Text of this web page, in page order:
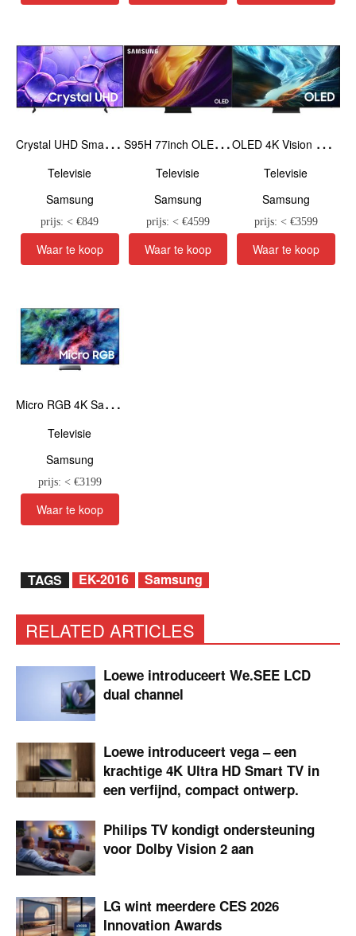
C
rystal UHD Smart TV U8090F (2025) 75inch
Televisie
Samsung
prijs: < €849
S
95H 77inch OLED 4K Vision AI Smart TV (2026)
Televisie
Samsung
prijs: < €4599
O
LED 4K Vision AI Smart TV S93H (2026) 77inch
Televisie
Samsung
prijs: < €3599
M
icro RGB 4K Samsung Vision AI Smart TV R95H (2026) 65inch
Televisie
Samsung
prijs: < €3199
TAGS EK-2016 Samsung
RELATED ARTICLES
Loewe introduceert We.SEE LCD
dual channel
Loewe introduceert vega – een
krachtige 4K Ultra HD Smart TV in
een verfijnd, compact ontwerp.
Philips TV kondigt ondersteuning
voor Dolby Vision 2 aan
LG wint meerdere CES 2026
Innovation Awards